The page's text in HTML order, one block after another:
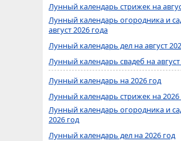
Лунный календарь стрижек на
Лунный календарь огородника и
август 2026 года
Лунный календарь дел на август
Лунный календарь свадеб на август
Лунный календарь на 2026 год
Лунный календарь стрижек на 2026
Лунный календарь огородника и
2026 год
Лунный календарь дел на 2026 год